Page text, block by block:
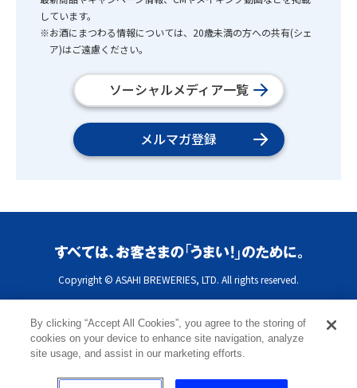
しています。
※お酒にまつわる情報については、20歳未満の方への共有(シェ
ア)はご遠慮ください。
ソーシャルメディア一覧
メルマガ登録
Copyright © ASAHI BREWERIES, LTD. All rights reserved.
By clicking “Accept All Cookies”, you agree to the storing of
cookies on your device to enhance site navigation, analyze
site usage, and assist in our marketing efforts.